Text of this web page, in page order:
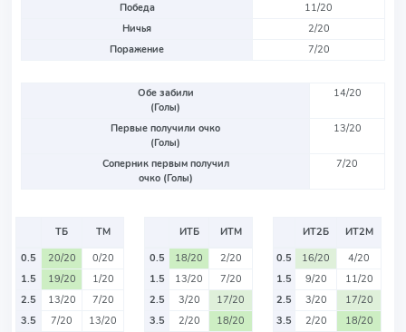
Победа
11/20
Ничья
2/20
Поражение
7/20
Обе забили
(Голы)
14/20
Первые получили очко
(Голы)
13/20
Соперник первым получил
очко (Голы)
7/20
ТБ
ТМ
0.5
20/20
0/20
1.5
19/20
1/20
2.5
13/20
7/20
3.5
7/20
13/20
ИТБ
ИТМ
0.5
18/20
2/20
1.5
13/20
7/20
2.5
3/20
17/20
3.5
2/20
18/20
ИТ2Б
ИТ2М
0.5
16/20
4/20
1.5
9/20
11/20
2.5
3/20
17/20
3.5
2/20
18/20